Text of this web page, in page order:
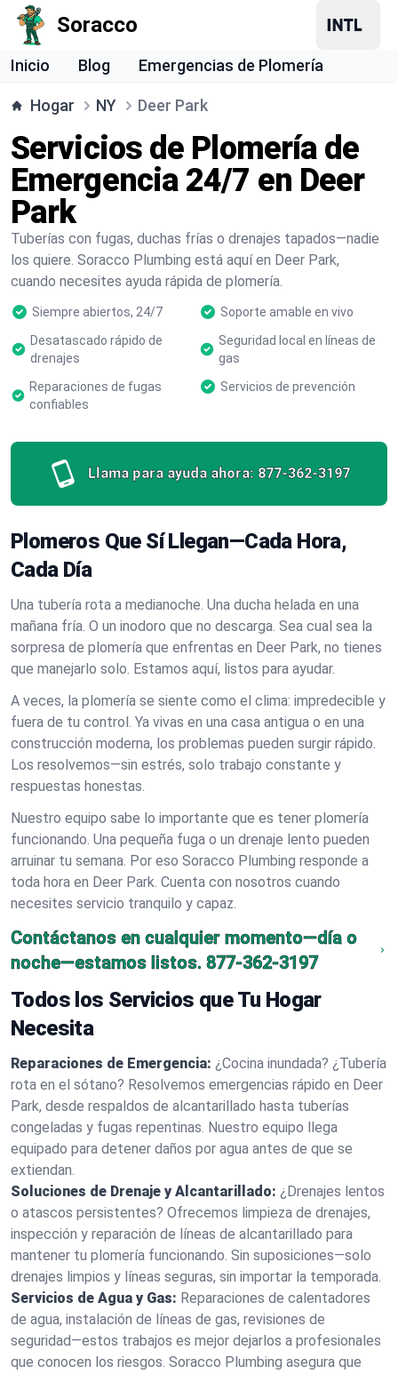
Soracco
Inicio Blog Emergencias de Plomería
Hogar NY Deer Park
Servicios de Plomería de
Emergencia 24/7 en Deer
Park
Tuberías con fugas, duchas frías o drenajes tapados—nadie
los quiere. Soracco Plumbing está aquí en Deer Park,
cuando necesites ayuda rápida de plomería.
Siempre abiertos, 24/7
Soporte amable en vivo
Desatascado rápido de
drenajes
Seguridad local en líneas de
gas
Reparaciones de fugas
confiables
Servicios de prevención
Llama para ayuda ahora: 877-362-3197
Plomeros Que Sí Llegan—Cada Hora,
Cada Día
Una tubería rota a medianoche. Una ducha helada en una
mañana fría. O un inodoro que no descarga. Sea cual sea la
sorpresa de plomería que enfrentas en Deer Park, no tienes
que manejarlo solo. Estamos aquí, listos para ayudar.
A veces, la plomería se siente como el clima: impredecible y
fuera de tu control. Ya vivas en una casa antigua o en una
construcción moderna, los problemas pueden surgir rápido.
Los resolvemos—sin estrés, solo trabajo constante y
respuestas honestas.
Nuestro equipo sabe lo importante que es tener plomería
funcionando. Una pequeña fuga o un drenaje lento pueden
arruinar tu semana. Por eso Soracco Plumbing responde a
toda hora en Deer Park. Cuenta con nosotros cuando
necesites servicio tranquilo y capaz.
Contáctanos en cualquier momento—día o
noche—estamos listos. 877-362-3197
Todos los Servicios que Tu Hogar
Necesita
Reparaciones de Emergencia: ¿Cocina inundada? ¿Tubería
rota en el sótano? Resolvemos emergencias rápido en Deer
Park, desde respaldos de alcantarillado hasta tuberías
congeladas y fugas repentinas. Nuestro equipo llega
equipado para detener daños por agua antes de que se
extiendan.
Soluciones de Drenaje y Alcantarillado: ¿Drenajes lentos
o atascos persistentes? Ofrecemos limpieza de drenajes,
inspección y reparación de líneas de alcantarillado para
mantener tu plomería funcionando. Sin suposiciones—solo
drenajes limpios y líneas seguras, sin importar la temporada.
Servicios de Agua y Gas: Reparaciones de calentadores
de agua, instalación de líneas de gas, revisiones de
seguridad—estos trabajos es mejor dejarlos a profesionales
que conocen los riesgos. Soracco Plumbing asegura que